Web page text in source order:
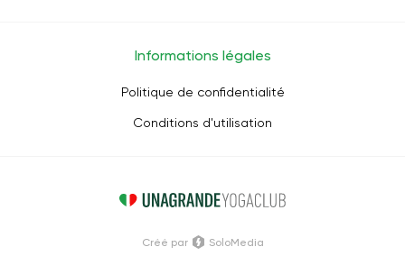
Informations légales
Politique de confidentialité
Conditions d'utilisation
Créé par SoloMedia